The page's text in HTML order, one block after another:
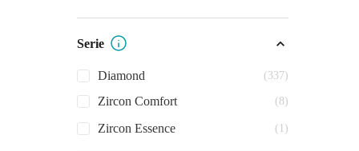
Serie
Diamond (337)
Zircon Comfort (8)
Zircon Essence (1)